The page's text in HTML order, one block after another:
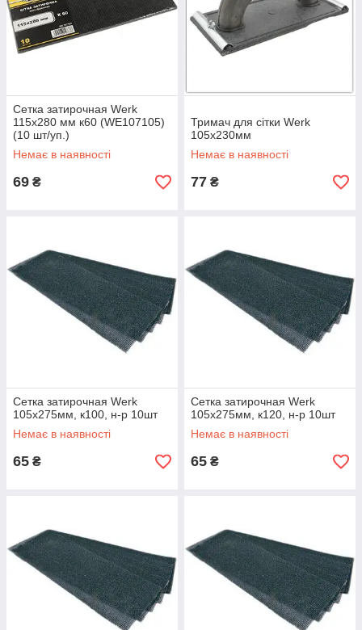
Сетка затирочная Werk
115х280 мм к60 (WE107105)
(10 шт/уп.)
Немає в наявності
69 ₴
Тримач для сітки Werk
105х230мм
Немає в наявності
77 ₴
Сетка затирочная Werk
105х275мм, к100, н-р 10шт
Немає в наявності
65 ₴
Сетка затирочная Werk
105х275мм, к120, н-р 10шт
Немає в наявності
65 ₴